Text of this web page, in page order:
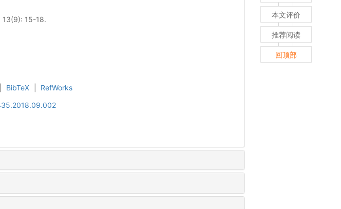
13(9): 15-18.
BibTeX
RefWorks
本文评价
推荐阅读
回顶部